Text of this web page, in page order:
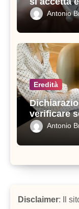
Antonio
Eredità
verificare
modoAntonio
Disclaimer: Il